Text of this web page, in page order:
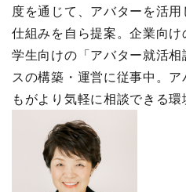
度を通じて、アバターを活
仕組みを自ら提案。企業向
学生向けの「アバター就活
スの構築・運営に従事中。
もがより気軽に相談できる環